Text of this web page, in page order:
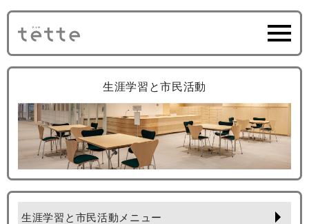
生涯学習と市民活動
生涯学習と市民活動メニュー